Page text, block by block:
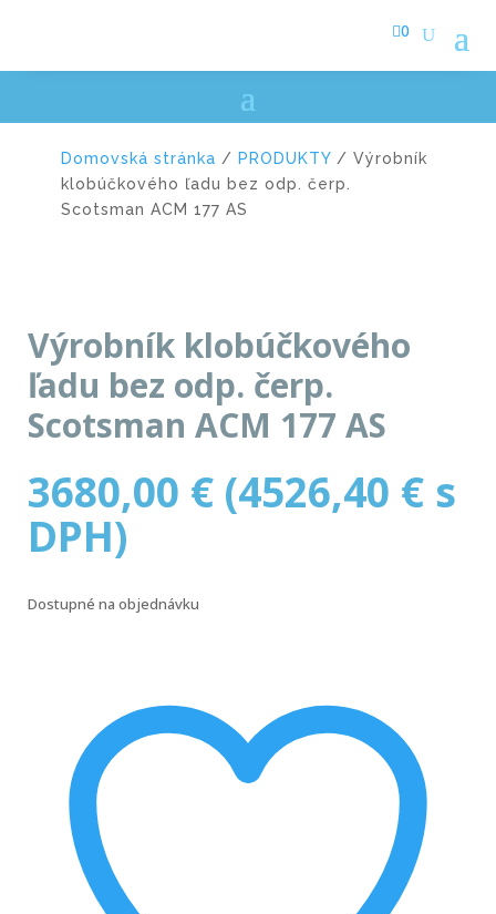
0
Domovská stránka / PRODUKTY / Výrobník
klobúčkového ľadu bez odp. čerp.
Scotsman ACM 177 AS
Výrobník klobúčkového
ľadu bez odp. čerp.
Scotsman ACM 177 AS
3680,00 € (4526,40 € s
DPH)
Dostupné na objednávku